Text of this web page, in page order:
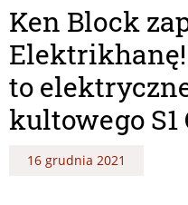
Ken Block
to
kultowego S1
16 grudnia 2021